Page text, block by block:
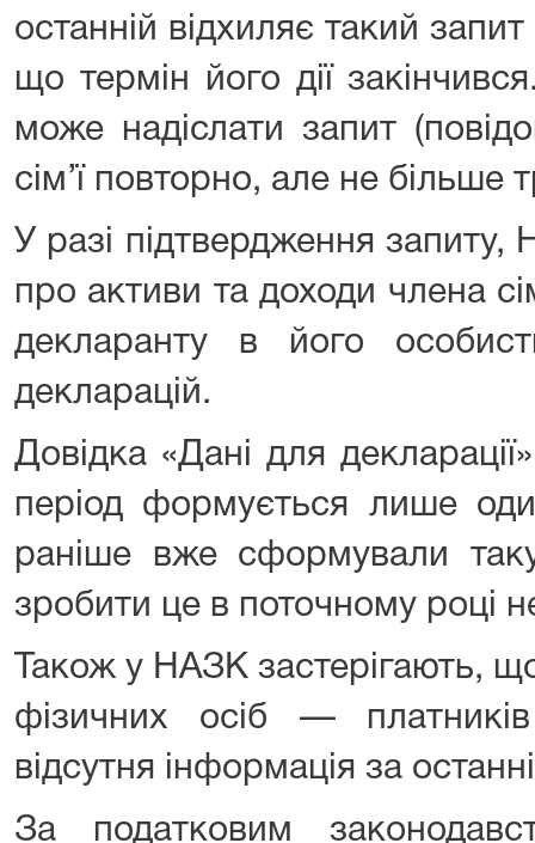
останній відхиляє такий
що термін його дії
може надіслати запит
сім’ї повторно, але не більше
У разі підтвердження
про активи та доходи члена
декларанту в його
декларацій.
Довідка «Дані для
період формується лише
раніше вже сформували
зробити це в поточному році
Також у НАЗК застерігають,
фізичних осіб —
відсутня інформація за
За податковим